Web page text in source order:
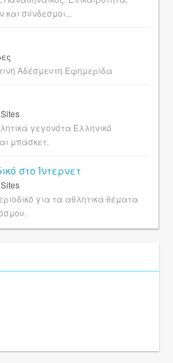
σύνδεσμοι...
Αδέσμευτη Εφημερίδα
γεγονότα Ελληνικό
μπάσκετ.
στο Ίντερνετ
για τα αθλητικά θέματα